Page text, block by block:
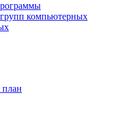
компьютерных